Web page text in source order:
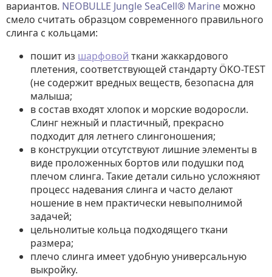
вариантов. NEOBULLE Jungle SeaCell® Marine можно
смело считать образцом современного правильного
слинга с кольцами:
пошит из шарфовой ткани жаккардового
плетения, соответствующей стандарту ÖKO-TEST
(не содержит вредных веществ, безопасна для
малыша;
в состав входят хлопок и морские водоросли.
Слинг нежный и пластичный, прекрасно
подходит для летнего слингоношения;
в конструкции отсутствуют лишние элементы в
виде проложенных бортов или подушки под
плечом слинга. Такие детали сильно усложняют
процесс надевания слинга и часто делают
ношение в нем практически невыполнимой
задачей;
цельнолитые кольца подходящего ткани
размера;
плечо слинга имеет удобную универсальную
выкройку.